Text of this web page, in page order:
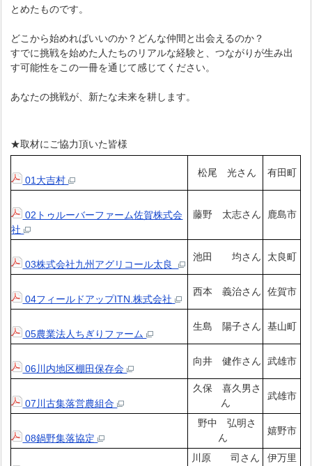
とめたものです。
どこから始めればいいのか？どんな仲間と出会えるのか？
すでに挑戦を始めた人たちのリアルな経験と、つながりが生み出
す可能性をこの一冊を通じて感じてください。
あなたの挑戦が、新たな未来を耕します。
★取材にご協力頂いた皆様
01大吉村
松尾 光さん 有田町
02トゥルーバーファーム佐賀株式会
社
藤野 太志さん 鹿島市
03株式会社九州アグリコール太良
池田 均さん 太良町
04フィールドアップITN.株式会社
西本 義治さん 佐賀市
05農業法人ちぎりファーム
生島 陽子さん 基山町
06川内地区棚田保存会
向井 健作さん 武雄市
07川古集落営農組合
久保 喜久男さ
ん
武雄市
08鍋野集落協定
野中 弘明さ
ん
嬉野市
川原 司さん
伊万里